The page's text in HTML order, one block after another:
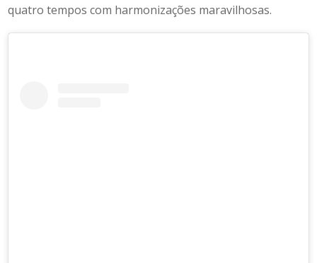
quatro tempos com harmonizações maravilhosas.